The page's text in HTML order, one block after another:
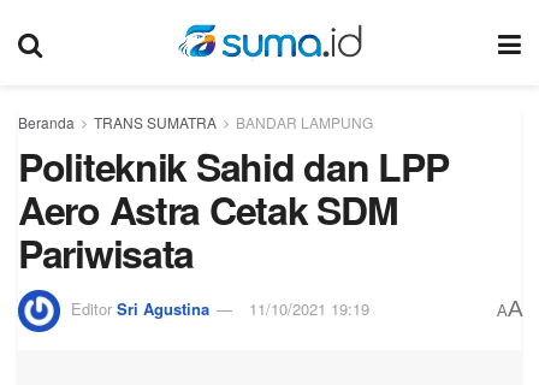
Beranda TRANS SUMATRA BANDAR LAMPUNG
Politeknik Sahid dan LPP
Aero Astra Cetak SDM
Pariwisata
Editor Sri Agustina 11/10/2021 19:19 AA